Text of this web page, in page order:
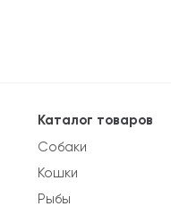
Каталог товаров
Собаки
Кошки
Рыбы